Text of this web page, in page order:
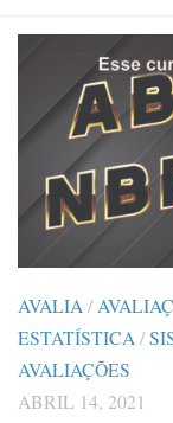
AVALIA /
ESTATÍSTICA /
AVALIAÇÕES
ABRIL 14, 2021